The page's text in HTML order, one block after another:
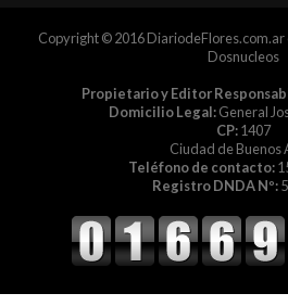
Copyright © 2016 DiariodeFlores.com.ar
Dosnucleos
Propietario y Editor
Domicilio Legal:General
CP:1407
Ciudad de Buenos
Teléfono de contacto:
Registro DNDA Nº: